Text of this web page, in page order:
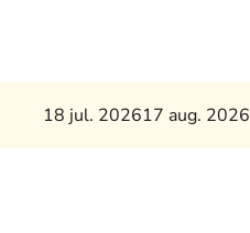
18 jul. 202617 aug. 2026